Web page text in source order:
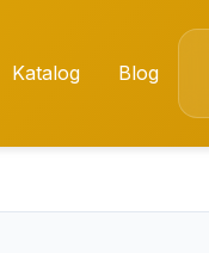
Katalog Blog